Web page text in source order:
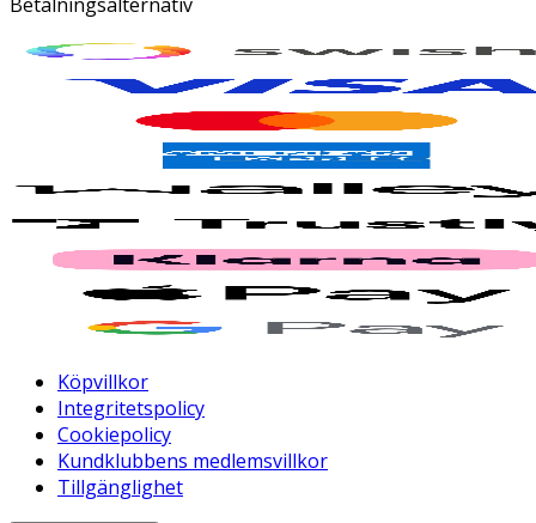
Köpvillkor
Integritetspolicy
Cookiepolicy
Kundklubbens medlemsvillkor
Tillgänglighet